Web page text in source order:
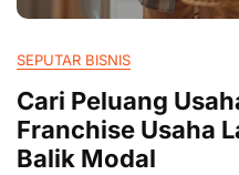
SEPUTAR BISNIS
Cari Peluang
Franchise Usaha
Balik Modal